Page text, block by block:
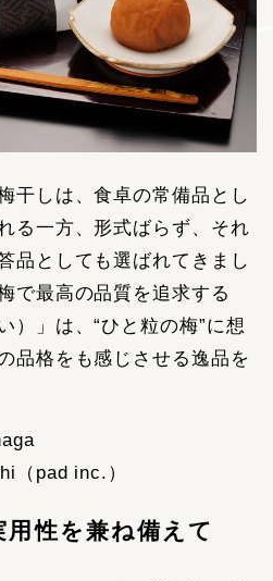
干しは、食卓の常備品とし
る一方、形式ばらず、それ
品としても選ばれてきまし
で最高の品質を追求する
）」は、“ひと粒の梅”に想
品格をも感じさせる逸品を
（pad inc.）
性を兼ね備えて